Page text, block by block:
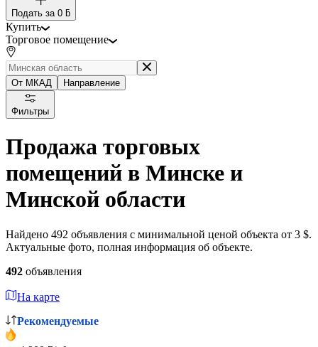
Подать за 0 ƃ
Купить
Торговое помещение
От МКАД Направление
Фильтры
Продажа торговых
помещений в Минске и
Минской области
Найдено 492 объявления с минимальной ценой объекта от 3 $.
Актуальные фото, полная информация об объекте.
492 объявления
На карте
Рекомендуемые